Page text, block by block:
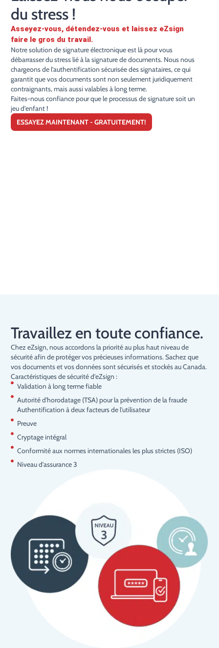
du stress !
Asseyez-vous, détendez-vous et laissez eZsign
faire le gros du travail.
Notre solution de signature électronique est là pour vous
débarrasser du stress lié à la signature de documents. Nous nous
chargeons de l’authentification sécurisée des signataires, ce qui
garantit que vos documents sont non seulement juridiquement
contraignants, mais aussi valables à long terme.
Faites-nous confiance pour que le processus de signature soit un
jeu d’enfant !
ESSAYEZ MAINTENANT - GRATUITEMENT!
Travaillez en toute confiance.
Chez eZsign, nous accordons la priorité au plus haut niveau de
sécurité afin de protéger vos précieuses informations. Sachez que
vos documents et vos données sont sécurisés et stockés au Canada.
Caractéristiques de sécurité d’eZsign :
Validation à long terme fiable
Autorité d'horodatage (TSA) pour la prévention de la fraude
Authentification à deux facteurs de l'utilisateur
Preuve
Cryptage intégral
Conformité aux normes internationales les plus strictes (ISO)
Niveau d'assurance 3